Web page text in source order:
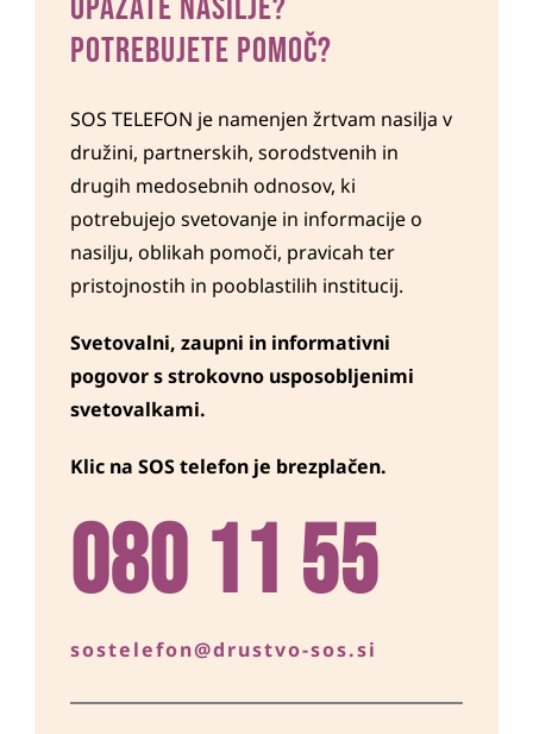
POTREBUJETE POMOČ?
SOS TELEFON je namenjen žrtvam nasilja v
družini, partnerskih, sorodstvenih in
drugih medosebnih odnosov, ki
potrebujejo svetovanje in informacije o
nasilju, oblikah pomoči, pravicah ter
pristojnostih in pooblastilih institucij.
Svetovalni, zaupni in informativni
pogovor s strokovno usposobljenimi
svetovalkami.
Klic na SOS telefon je brezplačen.
080 11 55
sostelefon@drustvo-sos.si